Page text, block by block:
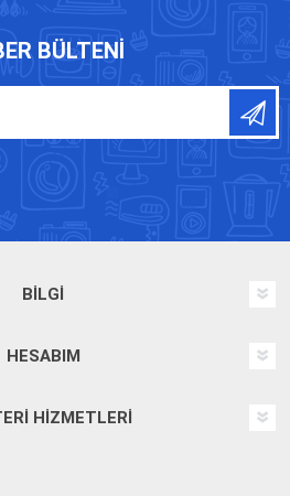
BÜLTENI
BILGI
HESABIM
HIZMETLERI